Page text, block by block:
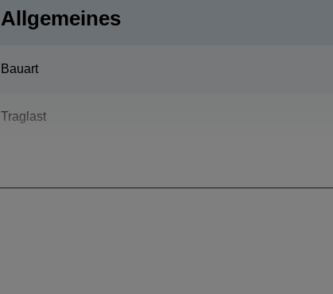
Allgemeines
Bauart
Traglast